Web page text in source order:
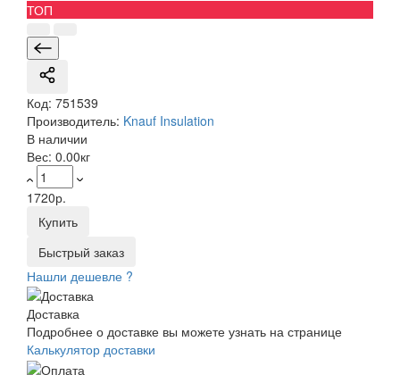
ТОП
Код: 751539
Производитель: Knauf Insulation
В наличии
Вес: 0.00кг
1720р.
Купить
Быстрый заказ
Нашли дешевле ?
Доставка
Подробнее о доставке вы можете узнать на странице
Калькулятор доставки